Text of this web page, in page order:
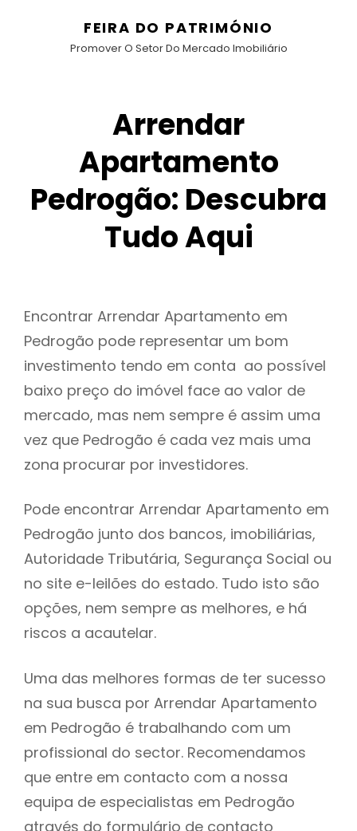
FEIRA DO PATRIMÓNIO
Promover O Setor Do Mercado Imobiliário
Arrendar
Apartamento
Pedrogão: Descubra
Tudo Aqui
Encontrar Arrendar Apartamento em
Pedrogão pode representar um bom
investimento tendo em conta ao possível
baixo preço do imóvel face ao valor de
mercado, mas nem sempre é assim uma
vez que Pedrogão é cada vez mais uma
zona procurar por investidores.
Pode encontrar Arrendar Apartamento em
Pedrogão junto dos bancos, imobiliárias,
Autoridade Tributária, Segurança Social ou
no site e-leilões do estado. Tudo isto são
opções, nem sempre as melhores, e há
riscos a acautelar.
Uma das melhores formas de ter sucesso
na sua busca por Arrendar Apartamento
em Pedrogão é trabalhando com um
profissional do sector. Recomendamos
que entre em contacto com a nossa
equipa de especialistas em Pedrogão
através do formulário de contacto